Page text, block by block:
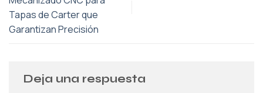
Tapas de Carter que
Garantizan Precisión
Deja una respuesta